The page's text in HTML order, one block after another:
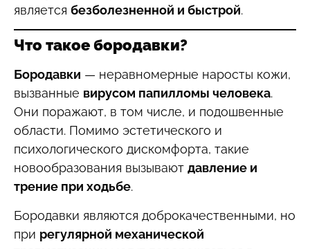
является безболезненной и быстрой.
Что такое бородавки?
Бородавки — неравномерные наросты кожи,
вызванные вирусом папилломы человека.
Они поражают, в том числе, и подошвенные
области. Помимо эстетического и
психологического дискомфорта, такие
новообразования вызывают давление и
трение при ходьбе.
Бородавки являются доброкачественными, но
при регулярной механической